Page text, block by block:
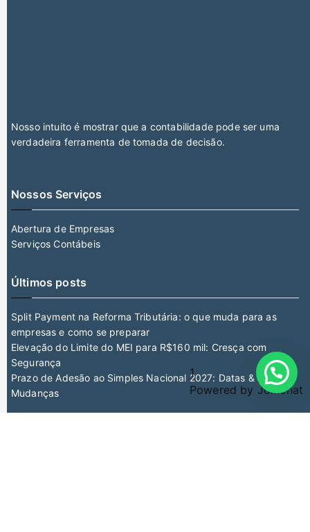
Nosso intuito é mostrar que a contabilidade pode ser uma
verdadeira ferramenta de tomada de decisão.
Nossos Serviços
Abertura de Empresas
Serviços Contábeis
Últimos posts
Split Payment na Reforma Tributária: o que muda para as
empresas e como se preparar
Elevação do Limite do MEI para R$160 mil: Cresça com
Segurança
Prazo de Adesão ao Simples Nacional 2027: Datas &
Mudanças
1
Powered by Joinchat